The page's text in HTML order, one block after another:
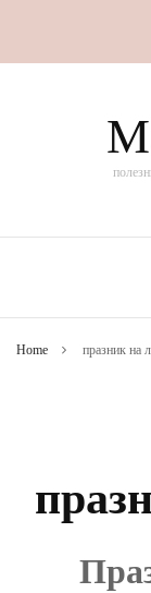
Home празник на